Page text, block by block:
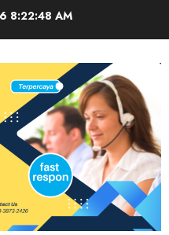
8:22:48 AM